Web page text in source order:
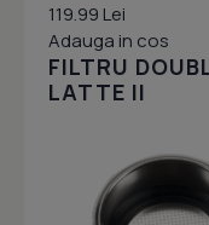
119.99 Lei
Adauga in cos
FILTRU
LATTE II